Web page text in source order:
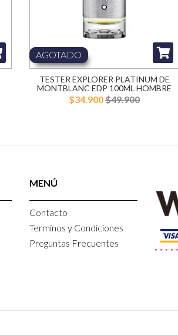
AGOTADO
TESTER EXPLORER PLATINUM DE
MONTBLANC EDP 100ML HOMBRE
$34.900$49.900
MENÚ
Contacto
Terminos y Condiciones
Preguntas Frecuentes